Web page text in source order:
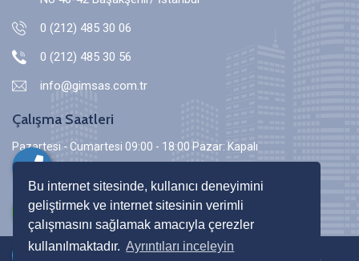
Bu internet sitesinde, kullanıcı deneyimini
geliştirmek ve internet sitesinin verimli
çalışmasını sağlamak amacıyla çerezler
kullanılmaktadır. Ayrıntıları inceleyin
0 (212) 485 30 06
0 (212) 485 30 56
info@gimsas.com.tr
Çalışma Saatleri
Pazartesi - Cumartesi 09:00 - 18:00 Pazar: Kapalı